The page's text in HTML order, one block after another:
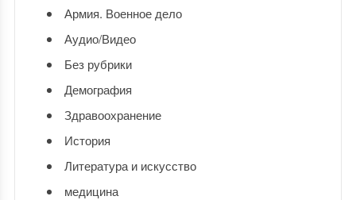
Армия. Военное дело
Аудио/Видео
Без рубрики
Демография
Здравоохранение
История
Литература и искусство
медицина